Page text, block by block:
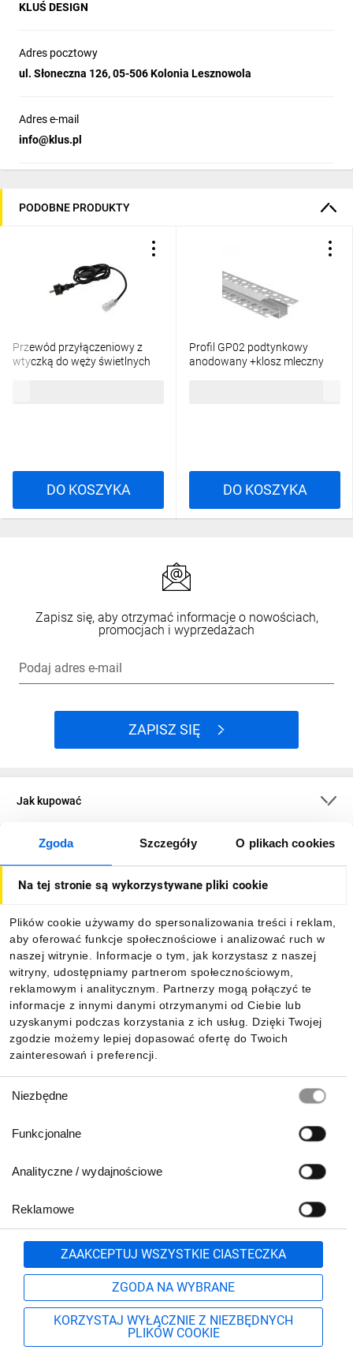
Zgoda Szczegóły O plikach cookies
Na tej stronie są wykorzystywane pliki cookie
Plików cookie używamy do spersonalizowania treści i reklam,
aby oferować funkcje społecznościowe i analizować ruch w
naszej witrynie. Informacje o tym, jak korzystasz z naszej
witryny, udostępniamy partnerom społecznościowym,
reklamowym i analitycznym. Partnerzy mogą połączyć te
informacje z innymi danymi otrzymanymi od Ciebie lub
uzyskanymi podczas korzystania z ich usług. Dzięki Twojej
zgodzie możemy lepiej dopasować ofertę do Twoich
zainteresowań i preferencji.
zgody
Niezbędne
Funkcjonalne
Analityczne / wydajnościowe
Reklamowe
ZAAKCEPTUJ WSZYSTKIE CIASTECZKA
ZGODA NA WYBRANE
KORZYSTAJ WYŁĄCZNIE Z NIEZBĘDNYCH
PLIKÓW COOKIE
KLUŚ DESIGN
Adres pocztowy
ul. Słoneczna 126, 05-506 Kolonia Lesznowola
Adres e-mail
info@klus.pl
PODOBNE PRODUKTY
Przewód przyłączeniowy z
wtyczką do węży świetlnych
DO KOSZYKA
Profil GP02 podtynkowy
anodowany +klosz mleczny
DO KOSZYKA
Zapisz się, aby otrzymać informacje o nowościach,
promocjach i wyprzedażach
Podaj adres e-mail
ZAPISZ SIĘ
Jak kupować
O firmie
Informacje
Pobierz naszą aplikację mobilną:
801 500 700 lub
71 37 61 600
Formularz kontaktowy